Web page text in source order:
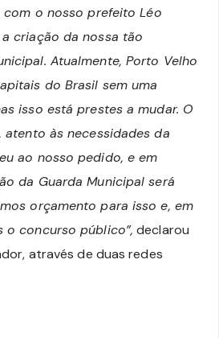
com o nosso prefeito Léo
criação da nossa tão
Atualmente, Porto Velho
do Brasil sem uma
isso está prestes a mudar. O
atento às necessidades da
ao nosso pedido, e em
da Guarda Municipal será
orçamento para isso e, em
o concurso público”, declarou
através de duas redes